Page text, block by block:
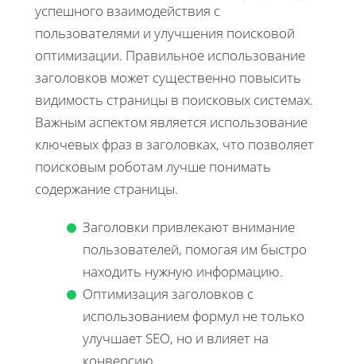
успешного взаимодействия с
пользователями и улучшения поисковой
оптимизации. Правильное использование
заголовков может существенно повысить
видимость страницы в поисковых системах.
Важным аспектом является использование
ключевых фраз в заголовках, что позволяет
поисковым роботам лучше понимать
содержание страницы.
Заголовки привлекают внимание
пользователей, помогая им быстро
находить нужную информацию.
Оптимизация заголовков с
использованием формул не только
улучшает SEO, но и влияет на
конверсию.